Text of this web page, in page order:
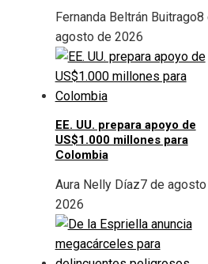
Fernanda Beltrán Buitrago8
agosto de 2026
EE. UU. prepara apoyo de
US$1.000 millones para
Colombia
Aura Nelly Díaz7 de
2026